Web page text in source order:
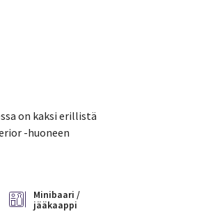
on kaksi erillistä
-huoneen
Minibaari /
jääkaappi